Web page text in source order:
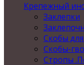
Крепежный
Заклепки
Скобы
Скобы-
Стропы